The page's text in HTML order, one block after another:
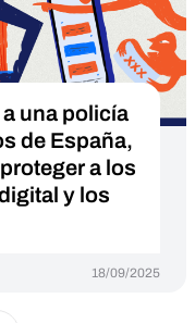
una policía
de España,
a los
y los
18/09/2025